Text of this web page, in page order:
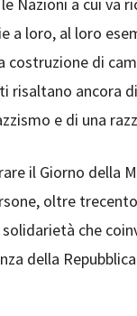
loro, al loro
costruzione di
risaltano ancora
e di una
il Giorno della
oltre
che
della